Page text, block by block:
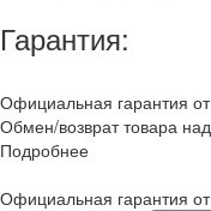
Гарантия:
Официальная гарантия
Обмен/возврат товара
Подробнее
Официальная гарантия